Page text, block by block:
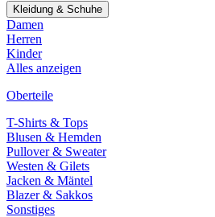
Kleidung & Schuhe
Damen
Herren
Kinder
Alles anzeigen
Oberteile
T-Shirts & Tops
Blusen & Hemden
Pullover & Sweater
Westen & Gilets
Jacken & Mäntel
Blazer & Sakkos
Sonstiges